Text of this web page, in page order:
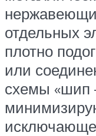
отдельных
плотно
или
схемы «шип